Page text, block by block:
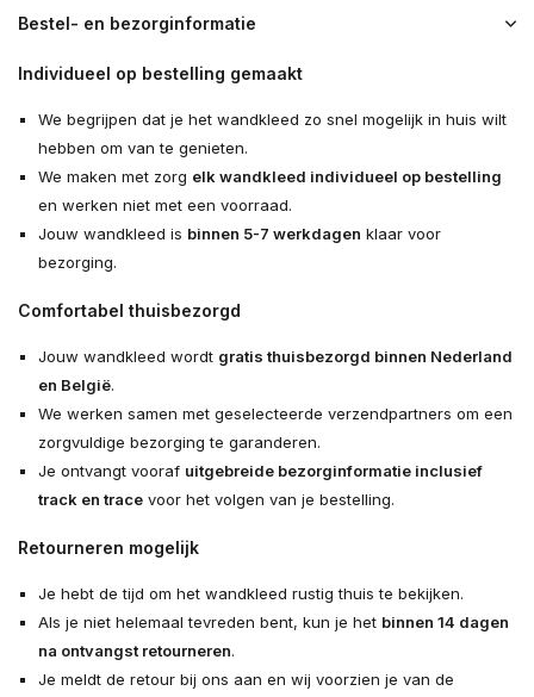
Bestel- en bezorginformatie
Individueel op bestelling gemaakt
We begrijpen dat je het wandkleed zo snel mogelijk in huis wilt
hebben om van te genieten.
We maken met zorg elk wandkleed individueel op bestelling
en werken niet met een voorraad.
Jouw wandkleed is binnen 5-7 werkdagen klaar voor
bezorging.
Comfortabel thuisbezorgd
Jouw wandkleed wordt gratis thuisbezorgd binnen Nederland
en België.
We werken samen met geselecteerde verzendpartners om een
zorgvuldige bezorging te garanderen.
Je ontvangt vooraf uitgebreide bezorginformatie inclusief
track en tracevoor het volgen van je bestelling.
Retourneren mogelijk
Je hebt de tijd om het wandkleed rustig thuis te bekijken.
Als je niet helemaal tevreden bent, kun je het binnen 14 dagen
na ontvangst retourneren.
Je meldt de retour bij ons aan en wij voorzien je van de